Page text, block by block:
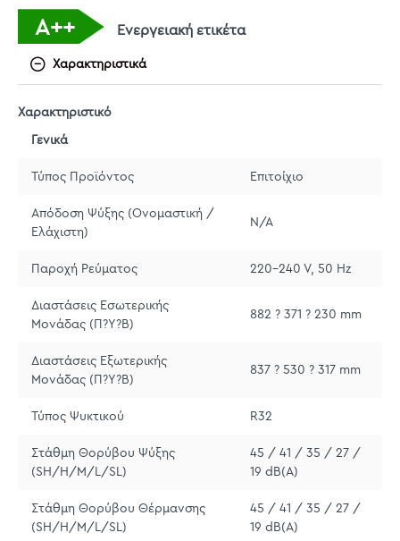
A++ Ενεργειακή ετικέτα
Χαρακτηριστικά
Χαρακτηριστικό
Γενικά
Τύπος Προϊόντος Επιτοίχιο
Απόδοση Ψύξης (Ονομαστική /
Ελάχιστη)
N/A
Παροχή Ρεύματος 220–240 V, 50 Hz
Διαστάσεις Εσωτερικής
Μονάδας (Π?Υ?Β)
882 ? 371 ? 230 mm
Διαστάσεις Εξωτερικής
Μονάδας (Π?Υ?Β)
837 ? 530 ? 317 mm
Τύπος Ψυκτικού R32
Στάθμη Θορύβου Ψύξης
(SH/H/M/L/SL)
45 / 41 / 35 / 27 /
19 dB(A)
Στάθμη Θορύβου Θέρμανσης
(SH/H/M/L/SL)
45 / 41 / 35 / 27 /
19 dB(A)